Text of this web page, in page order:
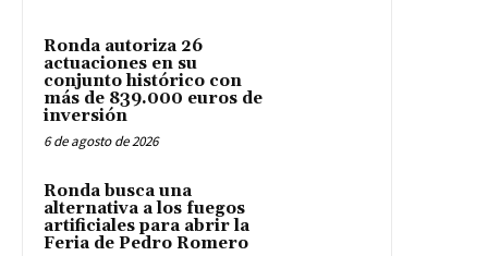
Ronda autoriza 26
actuaciones en su
conjunto histórico con
más de 839.000 euros de
inversión
6 de agosto de 2026
Ronda busca una
alternativa a los fuegos
artificiales para abrir la
Feria de Pedro Romero